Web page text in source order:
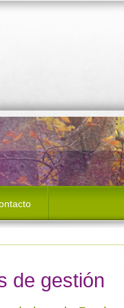
de gestión